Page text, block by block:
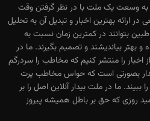
به وسعت یک ملت با در نظر گرفتن وقت
ارائه بهترین اخبار و تبدیل آن به تحلیل
بتوانند در کمترین زمان نسبت به
و بهتر بیاندیشند و تصمیم بگیرند. ما در
اخبار را منتشر کنیم که مخاطب را سردرگم
بصورتی است که حواس مخاطب پرت
ما در ملت بیدار آنلاین اصل را بر
روزی که حق بر باطل همیشه پیروز